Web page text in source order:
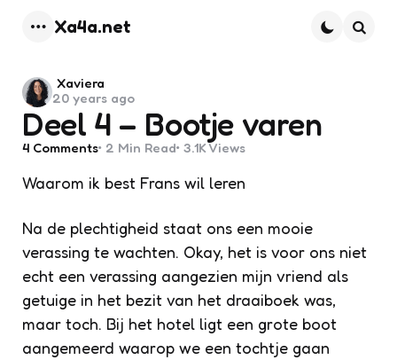
Xa4a.net
Deel 4 – Bootje varen
Posted
by
Xaviera
20 years ago
4 Comments 2 Min Read 3.1KViews
Waarom ik best Frans wil leren
Na de plechtigheid staat ons een mooie
verassing te wachten. Okay, het is voor ons niet
echt een verassing aangezien mijn vriend als
getuige in het bezit van het draaiboek was,
maar toch. Bij het hotel ligt een grote boot
aangemeerd waarop we een tochtje gaan